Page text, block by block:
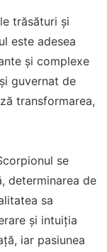
trăsături și
este adesea
și complexe
guvernat de
transformarea,
se
determinarea de
sa
și intuiția
iar pasiunea